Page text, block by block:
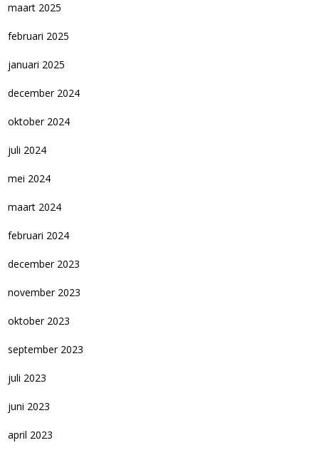
maart 2025
februari 2025
januari 2025
december 2024
oktober 2024
juli 2024
mei 2024
maart 2024
februari 2024
december 2023
november 2023
oktober 2023
september 2023
juli 2023
juni 2023
april 2023